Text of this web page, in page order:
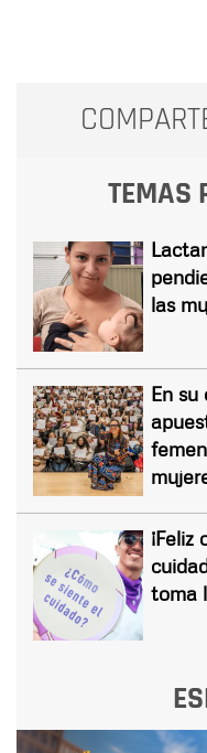
TEMAS
las
En su
¡Feliz
toma